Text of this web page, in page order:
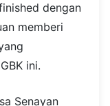
dengan
memberi
ini.
Senayan